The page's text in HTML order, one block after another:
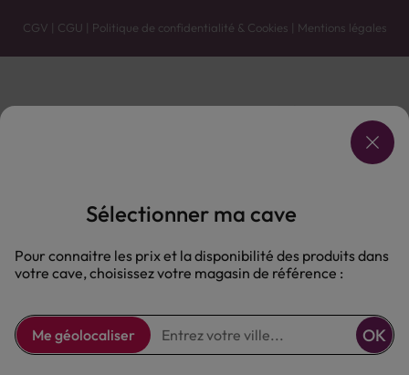
CGV | CGU | Politique de confidentialité & Cookies | Mentions légales
Vente uniquement en caves. Contactez votre caviste pour plus de renseignements.
L'ABUS D'ALCOOL EST DANGEREUX POUR LA SANTÉ, À CONSOMMER AVEC MODÉRATION.
Sélectionner ma cave
Pour connaitre les prix et la disponibilité des produits dans
votre cave, choisissez votre magasin de référence :
Me géolocaliser OK